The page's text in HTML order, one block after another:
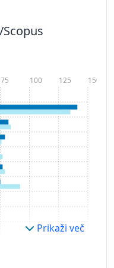
Scopus
75 100 125 150
Prikaži več